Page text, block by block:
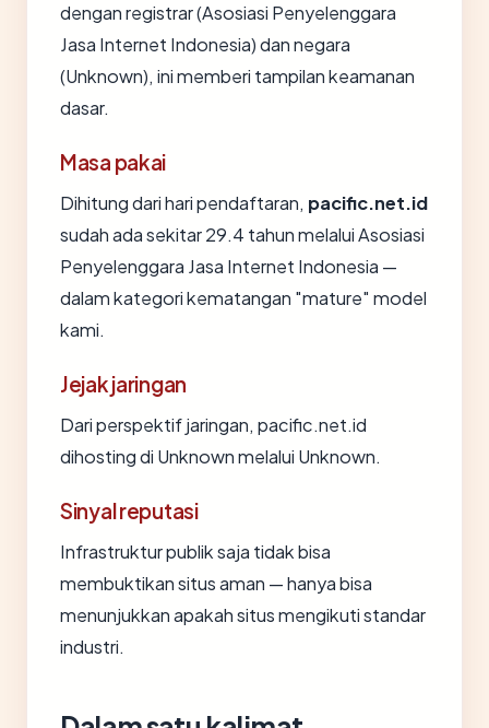
dengan registrar (Asosiasi Penyelenggara
Jasa Internet Indonesia) dan negara
(Unknown), ini memberi tampilan keamanan
dasar.
Masa pakai
Dihitung dari hari pendaftaran, pacific.net.id
sudah ada sekitar 29.4 tahun melalui Asosiasi
Penyelenggara Jasa Internet Indonesia —
dalam kategori kematangan "mature" model
kami.
Jejak jaringan
Dari perspektif jaringan, pacific.net.id
dihosting di Unknown melalui Unknown.
Sinyal reputasi
Infrastruktur publik saja tidak bisa
membuktikan situs aman — hanya bisa
menunjukkan apakah situs mengikuti standar
industri.